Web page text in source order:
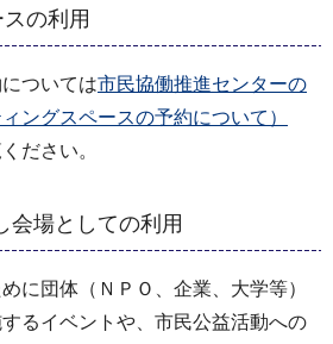
の利用
ついては市民協働推進センターの
ングスペースの予約について）
ださい。
会場としての利用
に団体（ＮＰＯ、企業、大学等）
るイベントや、市民公益活動への